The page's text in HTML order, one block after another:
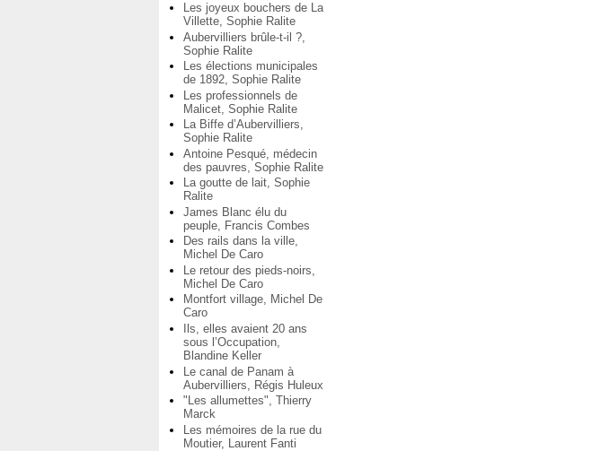
Les joyeux bouchers de La
Villette, Sophie Ralite
Aubervilliers brûle-t-il ?,
Sophie Ralite
Les élections municipales
de 1892, Sophie Ralite
Les professionnels de
Malicet, Sophie Ralite
La Biffe d’Aubervilliers,
Sophie Ralite
Antoine Pesqué, médecin
des pauvres, Sophie Ralite
La goutte de lait, Sophie
Ralite
James Blanc élu du
peuple, Francis Combes
Des rails dans la ville,
Michel De Caro
Le retour des pieds-noirs,
Michel De Caro
Montfort village, Michel De
Caro
Ils, elles avaient 20 ans
sous l’Occupation,
Blandine Keller
Le canal de Panam à
Aubervilliers, Régis Huleux
"Les allumettes", Thierry
Marck
Les mémoires de la rue du
Moutier, Laurent Fanti